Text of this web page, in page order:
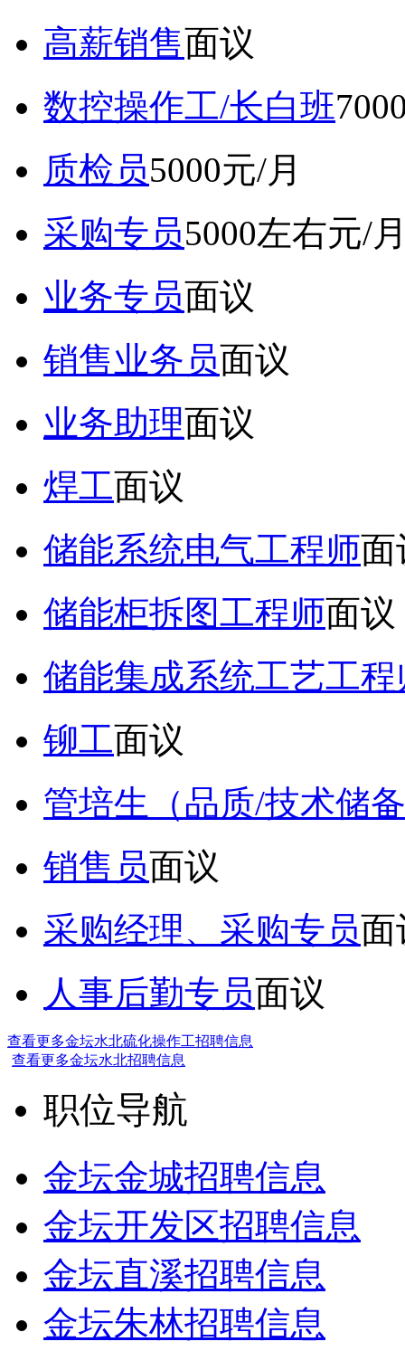
高薪销售面议
数控操作工/长白班
质检员5000元/月
采购专员5000左右元/
业务专员面议
销售业务员面议
业务助理面议
焊工面议
储能系统电气工程师面
储能柜拆图工程师面议
储能集成系统工艺工程
铆工面议
管培生（品质/技术储
销售员面议
采购经理、采购专员面
人事后勤专员面议
查看更多金坛水北硫化操作工招聘信息
查看更多金坛水北招聘信息
职位导航
金坛金城招聘信息
金坛开发区招聘信息
金坛直溪招聘信息
金坛朱林招聘信息